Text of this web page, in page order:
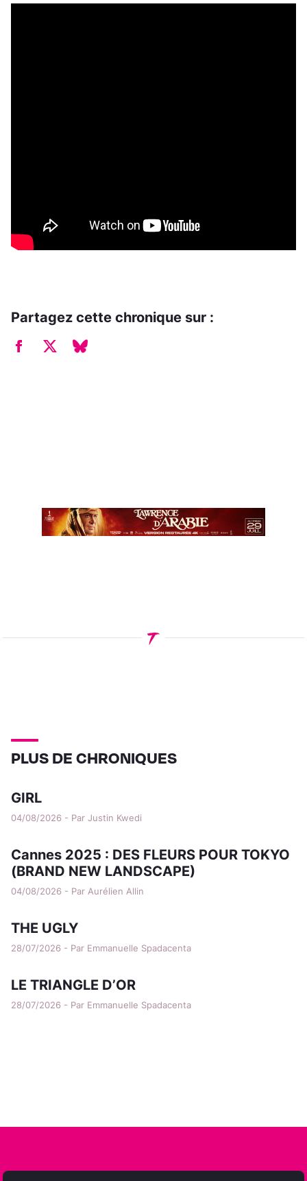
Partagez cette chronique sur :
PLUS DE CHRONIQUES
GIRL
04/08/2026 - Par Justin Kwedi
Cannes 2025 : DES FLEURS POUR TOKYO
(BRAND NEW LANDSCAPE)
04/08/2026 - Par Aurélien Allin
THE UGLY
28/07/2026 - Par Emmanuelle Spadacenta
LE TRIANGLE D’OR
28/07/2026 - Par Emmanuelle Spadacenta